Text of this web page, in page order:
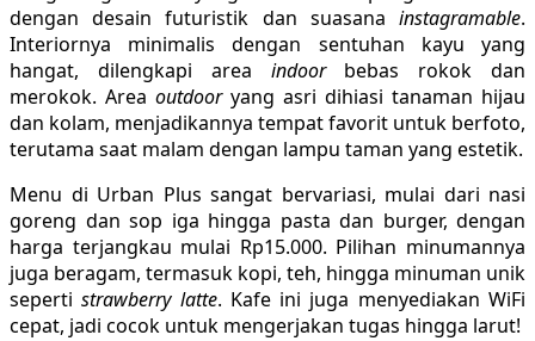
dengan desain futuristik dan suasana instagramable.
Interiornya minimalis dengan sentuhan kayu yang
hangat, dilengkapi area indoorbebas rokok dan
merokok. Area outdooryang asri dihiasi tanaman hijau
dan kolam, menjadikannya tempat favorit untuk berfoto,
terutama saat malam dengan lampu taman yang estetik.
Menu di Urban Plus sangat bervariasi, mulai dari nasi
goreng dan sop iga hingga pasta dan burger, dengan
harga terjangkau mulai Rp15.000. Pilihan minumannya
juga beragam, termasuk kopi, teh, hingga minuman unik
seperti strawberry latte. Kafe ini juga menyediakan WiFi
cepat, jadi cocok untuk mengerjakan tugas hingga larut!